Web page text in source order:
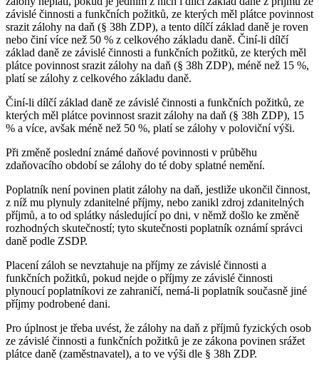
závislé činnosti a funkčních požitků, ze kterých měl plátce povinnost
srazit zálohy na daň (§ 38h ZDP), a tento dílčí základ daně je roven
nebo činí více než 50 % z celkového základu daně. Činí-li dílčí
základ daně ze závislé činnosti a funkčních požitků, ze kterých měl
plátce povinnost srazit zálohy na daň (§ 38h ZDP), méně než 15 %,
platí se zálohy z celkového základu daně.
Činí-li dílčí základ daně ze závislé činnosti a funkčních požitků, ze
kterých měl plátce povinnost srazit zálohy na daň (§ 38h ZDP), 15
% a více, avšak méně než 50 %, platí se zálohy v poloviční výši.
Při změně poslední známé daňové povinnosti v průběhu
zdaňovacího období se zálohy do té doby splatné nemění.
Poplatník není povinen platit zálohy na daň, jestliže ukončil činnost,
z níž mu plynuly zdanitelné příjmy, nebo zanikl zdroj zdanitelných
příjmů, a to od splátky následující po dni, v němž došlo ke změně
rozhodných skutečností; tyto skutečnosti poplatník oznámí správci
daně podle ZSDP.
Placení záloh se nevztahuje na příjmy ze závislé činnosti a
funkčních požitků, pokud nejde o příjmy ze závislé činnosti
plynoucí poplatníkovi ze zahraničí, nemá-li poplatník současně jiné
příjmy podrobené dani.
Pro úplnost je třeba uvést, že zálohy na daň z příjmů fyzických osob
ze závislé činnosti a funkčních požitků je ze zákona povinen srážet
plátce daně (zaměstnavatel), a to ve výši dle § 38h ZDP.